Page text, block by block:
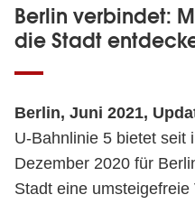
Berlin verbindet:
die Stadt
Berlin, Juni 2021,
U-Bahnlinie 5 bietet seit
Dezember 2020 für
Stadt eine